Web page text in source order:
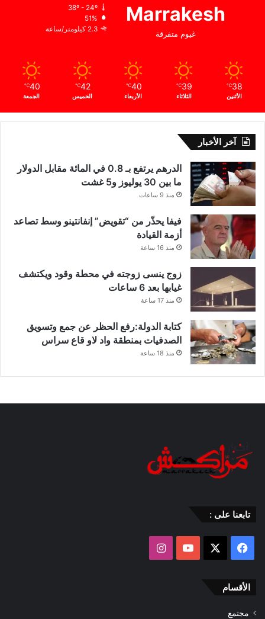
Marrakesh
غيوم متفرقة
38º - 24º
51%
2.3 كيلومتر/ساعة
38
℃
الأثنين
39
℃
الثلاثاء
40
℃
الأربعاء
42
℃
الخميس
40
℃
الجمعة
آخر الأخبار
الدرهم يرتفع بـ 0.8 في المائة مقابل الدولار
ما بين 30 يوليوز و5 غشت
منذ 9 ساعات
فيفا يحذّر من “تقويض” إنفانتينو وسط تصاعد
أزمة القيادة
منذ 16 ساعة
زوج ينسى زوجته في محطة وقود ويكتشف
غيابها بعد 6 ساعات
منذ 17 ساعة
كتابة الدولة:رفع الحظر عن جمع وتسويق
الصدفيات بمنطقة واد لاو قاع سراس
منذ 18 ساعة
تابعنا على :
فيسبوك ‫YouTube
الأقسام
مجتمع